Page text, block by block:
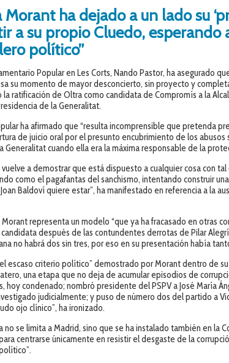
Morant ha dejado a un lado su
a su propio Cluedo, esperando
político”
Popular en Les Corts, Nando Pastor, ha asegurado
su momento de mayor desconcierto, sin proyecto y
ratificación de Oltra como candidata de Compromís a la
de la Generalitat.
ha afirmado que “resulta incomprensible que pretenda
de juicio oral por el presunto encubrimiento de los
cuando ella era la máxima responsable de la
a demostrar que está dispuesto a cualquier cosa con
como el pagafantas del sanchismo, intentando construir
Baldoví quiere estar”, ha manifestado en referencia a la
representa un modelo “que ya ha fracasado en otras
después de las contundentes derrotas de Pilar
no habrá dos sin tres, por eso en su presentación había
escaso criterio político” demostrado por Morant dentro de
una etapa que no deja de acumular episodios de
hoy condenado; nombró presidente del PSPV a José María
judicialmente; y puso de número dos del partido a
ojo clínico”, ha ironizado.
no se limita a Madrid, sino que se ha instalado también en la
centrarse únicamente en resistir el desgaste de la